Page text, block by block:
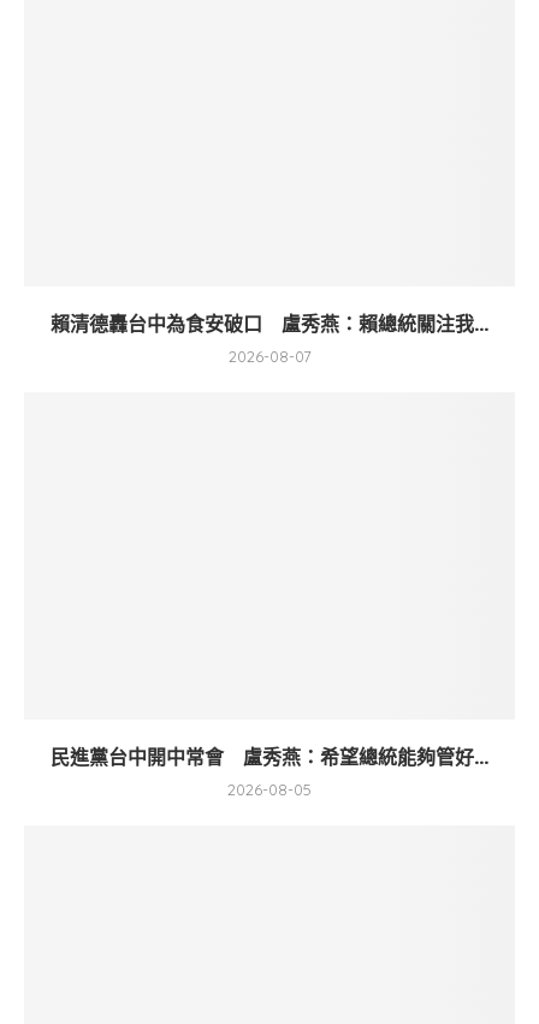
賴清德轟台中為食安破口 盧秀燕：賴總統關注我...
2026-08-07
民進黨台中開中常會 盧秀燕：希望總統能夠管好...
2026-08-05